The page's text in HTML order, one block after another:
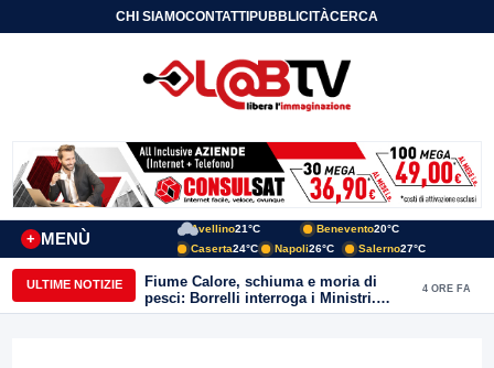
CHI SIAMOCONTATTIPUBBLICITÀCERCA
MENÙ
+
Avellino21°C Benevento20°C
Caserta24°C Napoli26°C Salerno27°C
ULTIME NOTIZIE
Fiume Calore, schiuma e moria di
pesci: Borrelli interroga i Ministri.
“Benevento paga l’assenza del
4 ORE FA